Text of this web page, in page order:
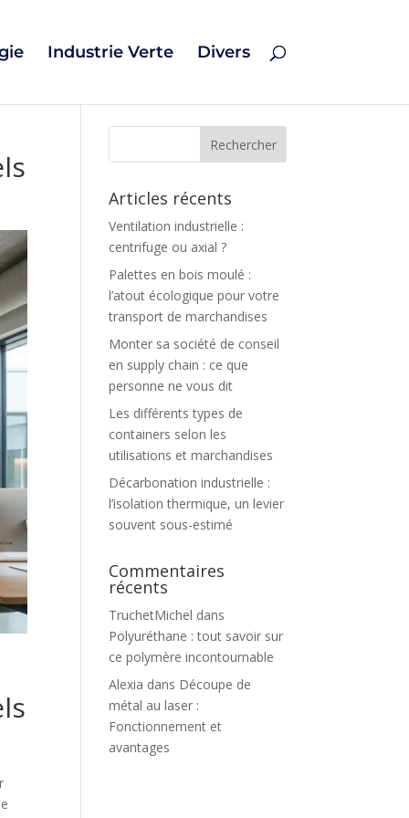
Industrie Verte Divers
Articles récents
Ventilation industrielle :
centrifuge ou axial ?
Palettes en bois moulé :
l’atout écologique pour votre
transport de marchandises
Monter sa société de conseil
en supply chain : ce que
personne ne vous dit
Les différents types de
containers selon les
utilisations et marchandises
Décarbonation industrielle :
l’isolation thermique, un levier
souvent sous-estimé
Commentaires
récents
TruchetMichel dans
Polyuréthane : tout savoir sur
ce polymère incontournable
Alexia dans Découpe de
métal au laser :
Fonctionnement et
avantages